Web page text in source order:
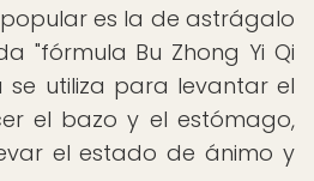
es la de astrágalo
"fórmula Bu Zhong Yi Qi
se utiliza para levantar el
el bazo y el estómago,
el estado de ánimo y